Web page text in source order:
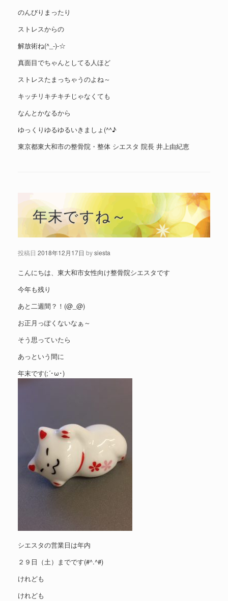
のんびりまったり
ストレスからの
解放術ね(^_-)-☆
真面目でちゃんとしてる人ほど
ストレスたまっちゃうのよね～
キッチリキチキチじゃなくても
なんとかなるから
ゆっくりゆるゆるいきましょ(^^♪
東京都東大和市の整骨院・整体 シエスタ 院長 井上由紀恵
年末ですね～
投稿日 2018年12月17日 bysiesta
こんにちは、東大和市女性向け整骨院シエスタです
今年も残り
あと二週間？！(@_@)
お正月っぽくないなぁ～
そう思っていたら
あっという間に
年末です(;´･ω･)
シエスタの営業日は年内
２９日（土）までです(#^.^#)
けれども
けれども